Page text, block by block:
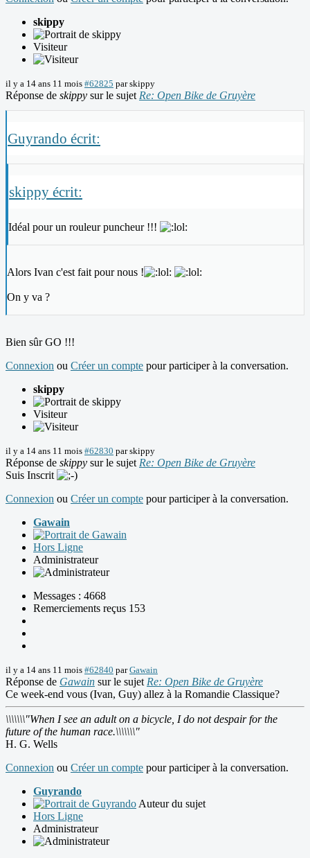
skippy
Visiteur
il y a 14 ans 11 mois #62825 parskippy
Réponse de skippy sur le sujet Re: Open Bike de Gruyère
Guyrando écrit:
skippy écrit:
Idéal pour un rouleur puncheur !!!
Alors Ivan c'est fait pour nous !
On y va ?
Bien sûr GO !!!
Connexion ou Créer un compte pour participer à la conversation.
skippy
Visiteur
il y a 14 ans 11 mois #62830 parskippy
Réponse de skippy sur le sujet Re: Open Bike de Gruyère
Suis Inscrit
Connexion ou Créer un compte pour participer à la conversation.
Gawain
Hors Ligne
Administrateur
Messages : 4668
Remerciements reçus 153
il y a 14 ans 11 mois #62840 parGawain
Réponse de Gawain sur le sujet Re: Open Bike de Gruyère
Ce week-end vous (Ivan, Guy) allez à la Romandie Classique?
\\\\\\\"When I see an adult on a bicycle, I do not despair for the
future of the human race.\\\\\\\"
H. G. Wells
Connexion ou Créer un compte pour participer à la conversation.
Guyrando
Auteur du sujet
Hors Ligne
Administrateur